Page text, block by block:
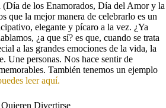
(Día de los Enamorados, Día del Amor y la
que la mejor manera de celebrarlo es un
elegante y pícaro a la vez. ¿Ya
¿a que sí? es que, cuando se trata
a las grandes emociones de la vida, la
Une personas. Nos hace sentir de
También tenemos un ejemplo
leer aquí.
Divertirse